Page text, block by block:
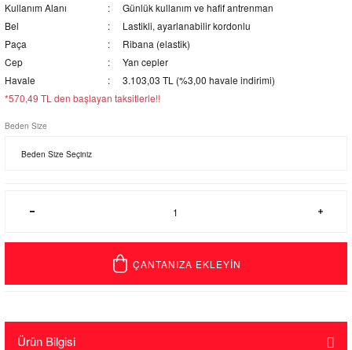
Kullanım Alanı
Günlük kullanım ve hafif antrenman
Bel
Lastikli, ayarlanabilir kordonlu
Paça
Ribana (elastik)
Cep
Yan cepler
Havale
3.103,03 TL (%3,00 havale indirimi)
*570,49 TL den başlayan taksitlerle!!
Beden Size
ÇANTANIZA EKLEYİN
Ürün Bilgisi